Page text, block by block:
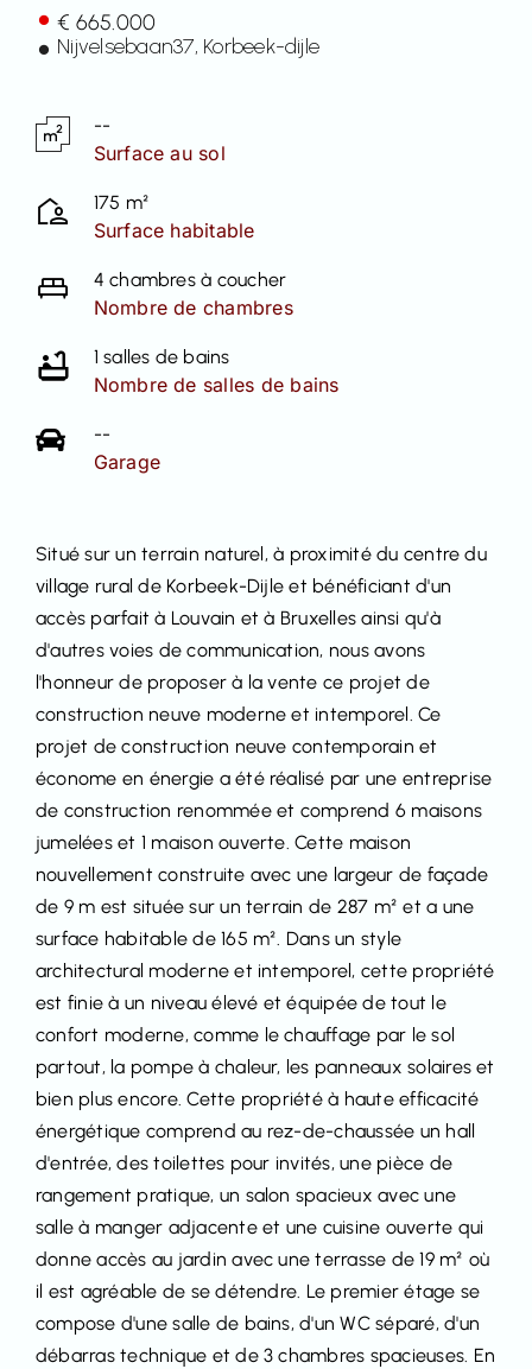
Contact
€ 665.000
Nijvelsebaan37, Korbeek-dijle
--
Surface au sol
175 m²
Surface habitable
4 chambres à coucher
Nombre de chambres
1 salles de bains
Nombre de salles de bains
--
Garage
Situé sur un terrain naturel, à proximité du centre du
village rural de Korbeek-Dijle et bénéficiant d'un
accès parfait à Louvain et à Bruxelles ainsi qu'à
d'autres voies de communication, nous avons
l'honneur de proposer à la vente ce projet de
construction neuve moderne et intemporel. Ce
projet de construction neuve contemporain et
économe en énergie a été réalisé par une entreprise
de construction renommée et comprend 6 maisons
jumelées et 1 maison ouverte. Cette maison
nouvellement construite avec une largeur de façade
de 9 m est située sur un terrain de 287 m² et a une
surface habitable de 165 m². Dans un style
architectural moderne et intemporel, cette propriété
est finie à un niveau élevé et équipée de tout le
confort moderne, comme le chauffage par le sol
partout, la pompe à chaleur, les panneaux solaires et
bien plus encore. Cette propriété à haute efficacité
énergétique comprend au rez-de-chaussée un hall
d'entrée, des toilettes pour invités, une pièce de
rangement pratique, un salon spacieux avec une
salle à manger adjacente et une cuisine ouverte qui
donne accès au jardin avec une terrasse de 19 m² où
il est agréable de se détendre. Le premier étage se
compose d'une salle de bains, d'un WC séparé, d'un
débarras technique et de 3 chambres spacieuses. En